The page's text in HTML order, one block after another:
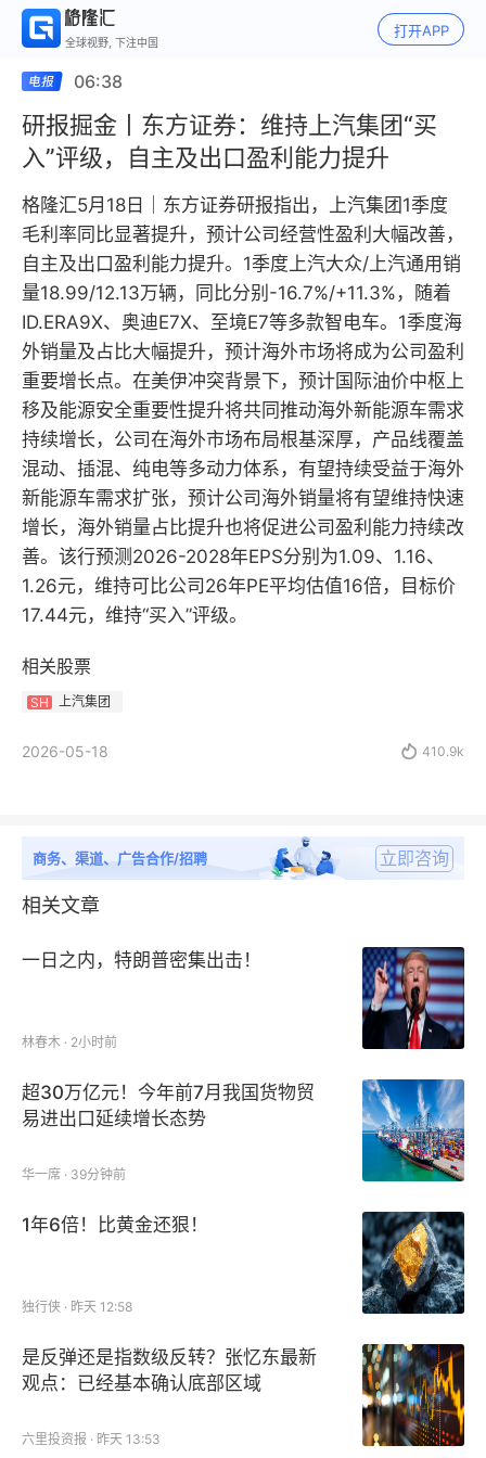
全球视野, 下注中国
打开APP
06:38
研报掘金丨东方证券：维持上汽集团“买
入”评级，自主及出口盈利能力提升
格隆汇5月18日｜东方证券研报指出，上汽集团1季度
毛利率同比显著提升，预计公司经营性盈利大幅改善，
自主及出口盈利能力提升。1季度上汽大众/上汽通用销
量18.99/12.13万辆，同比分别-16.7%/+11.3%，随着
ID.ERA9X、奥迪E7X、至境E7等多款智电车。1季度海
外销量及占比大幅提升，预计海外市场将成为公司盈利
重要增长点。在美伊冲突背景下，预计国际油价中枢上
移及能源安全重要性提升将共同推动海外新能源车需求
持续增长，公司在海外市场布局根基深厚，产品线覆盖
混动、插混、纯电等多动力体系，有望持续受益于海外
新能源车需求扩张，预计公司海外销量将有望维持快速
增长，海外销量占比提升也将促进公司盈利能力持续改
善。该行预测2026-2028年EPS分别为1.09、1.16、
1.26元，维持可比公司26年PE平均估值16倍，目标价
17.44元，维持“买入”评级。
相关股票
SH 上汽集团
2026-05-18  410.9k
商务、渠道、广告合作/招聘 立即咨询
相关文章
一日之内，特朗普密集出击！
林春木 · 2小时前
超30万亿元！今年前7月我国货物贸
易进出口延续增长态势
华一席 · 39分钟前
1年6倍！比黄金还狠！
独行侠 · 昨天 12:58
是反弹还是指数级反转？张忆东最新
观点：已经基本确认底部区域
六里投资报 · 昨天 13:53